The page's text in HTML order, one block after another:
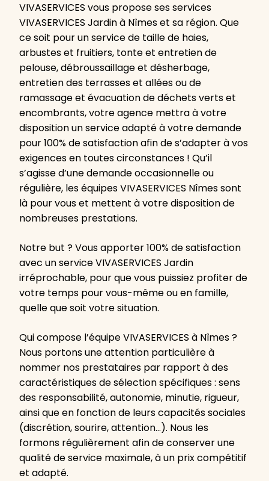
VIVASERVICES vous propose ses services
VIVASERVICES Jardin à Nîmes et sa région. Que
ce soit pour un service de taille de haies,
arbustes et fruitiers, tonte et entretien de
pelouse, débroussaillage et désherbage,
entretien des terrasses et allées ou de
ramassage et évacuation de déchets verts et
encombrants, votre agence mettra à votre
disposition un service adapté à votre demande
pour 100% de satisfaction afin de s’adapter à vos
exigences en toutes circonstances ! Qu’il
s’agisse d’une demande occasionnelle ou
régulière, les équipes VIVASERVICES Nîmes sont
là pour vous et mettent à votre disposition de
nombreuses prestations.
Notre but ? Vous apporter 100% de satisfaction
avec un service VIVASERVICES Jardin
irréprochable, pour que vous puissiez profiter de
votre temps pour vous-même ou en famille,
quelle que soit votre situation.
Qui compose l’équipe VIVASERVICES à Nîmes ?
Nous portons une attention particulière à
nommer nos prestataires par rapport à des
caractéristiques de sélection spécifiques : sens
des responsabilité, autonomie, minutie, rigueur,
ainsi que en fonction de leurs capacités sociales
(discrétion, sourire, attention…). Nous les
formons régulièrement afin de conserver une
qualité de service maximale, à un prix compétitif
et adapté.